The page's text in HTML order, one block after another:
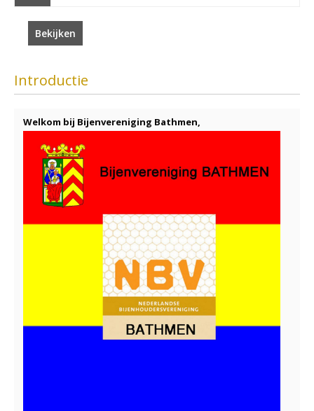
Bekijken
Introductie
Welkom bij Bijenvereniging Bathmen,